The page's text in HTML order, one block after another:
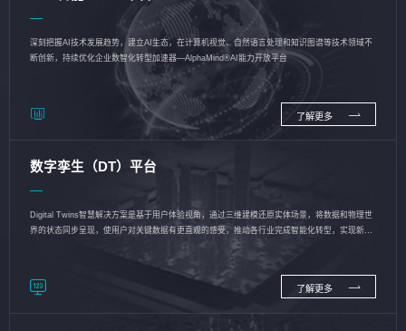
深刻把握AI技术发展趋势，建立AI生态，在计算机视觉、自然语言处理和知识图谱等技术领域不
断创新，持续优化企业数智化转型加速器—AlphaMind®AI能力开放平台
了解更多
数字孪生（DT）平台
Digital Twins智慧解决方案是基于用户体验视角，通过三维建模还原实体场景，将数据和物理世
界的状态同步呈现，使用户对关键数据有更直观的感受，推动各行业完成智能化转型，实现新旧
了解更多